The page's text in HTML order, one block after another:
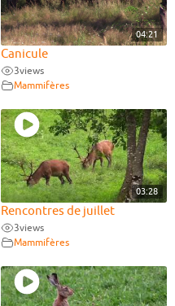
04:21
Canicule
3views
Mammifères
03:28
Rencontres de juillet
3views
Mammifères